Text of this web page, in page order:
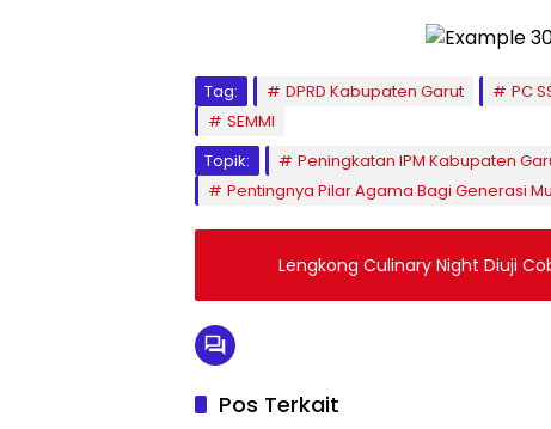
Tag: DPRD Kabupaten Garut PC
SEMMI
Topik:
Peningkatan IPM Kabupaten
Pentingnya Pilar Agama Bagi Generasi
Lengkong Culinary Night Diuji
Pos Terkait
Bogor Raya